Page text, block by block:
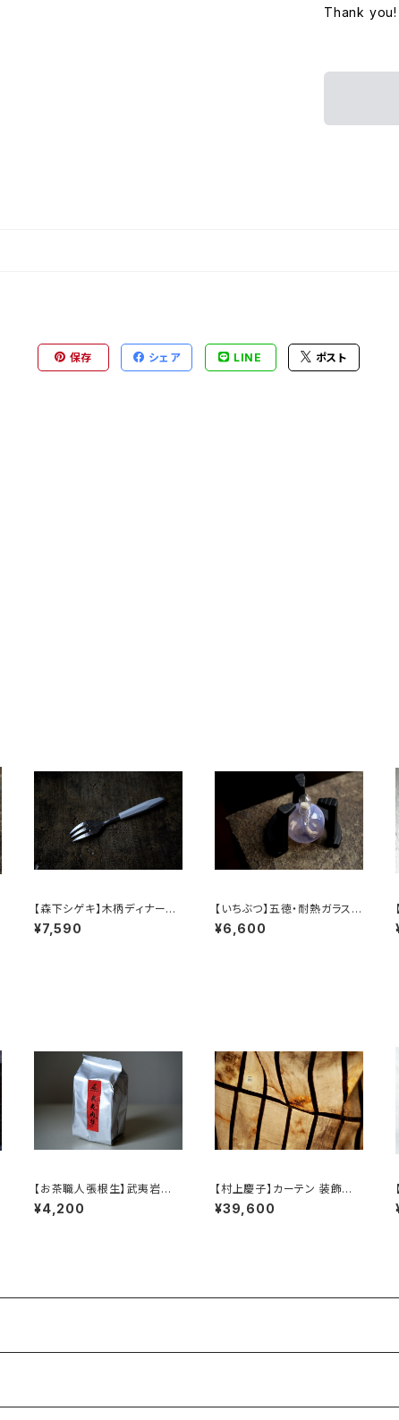
Thank you!
保存 シェア LINE ポスト
【森下シゲキ】木柄ディナーフ
ォーク /【Shigeki Morishit
a】wooden-handle dinner
¥7,590
【いちぶつ】五徳・耐熱ガラスア
ルコールランプ 一式 /【 ichib
utu 】Trivet & Heat-resist
¥6,600
/
【お茶職人張根生】武夷岩茶
シリーズ: 武夷肉桂茶 (足火炭
焙)
¥4,200
【村上慶子】カーテン 装飾布 /
【sabi-nuno】tablecloth st
ole
¥39,600